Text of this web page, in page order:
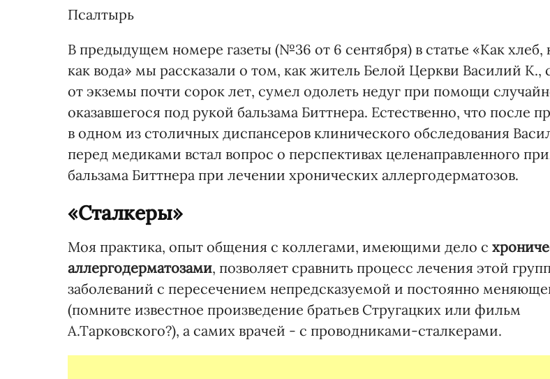
Псалтырь
В предыдущем номере газеты (№36 от 6 сентября) в статье «Как хлеб,
как вода» мы рассказали о том, как житель Белой Церкви Василий К.,
от экземы почти сорок лет, сумел одолеть недуг при помощи
оказавшегося под рукой бальзама Биттнера. Естественно, что после
в одном из столичных диспансеров клинического обследования
перед медиками встал вопрос о перспективах целенаправленного
бальзама Биттнера при лечении хронических аллергодерматозов.
«Сталкеры»
Моя практика, опыт общения с коллегами, имеющими дело с
аллергодерматозами, позволяет сравнить процесс лечения этой
заболеваний с пересечением непредсказуемой и постоянно
(помните известное произведение братьев Стругацких или фильм
А.Тарковского?), а самих врачей - с проводниками-сталкерами.